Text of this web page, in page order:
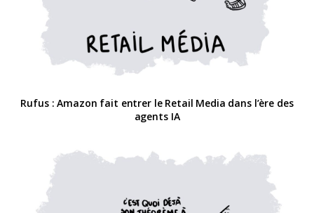
Rufus : Amazon fait entrer le Retail Media dans l’ère des
agents IA